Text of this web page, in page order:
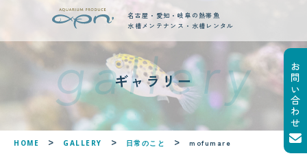
名古屋・愛知・岐阜の熱帯魚
水槽メンテナンス・水槽レンタル
new posts
最新ブログ記事 お問い合わせ
ギャラリー
HOME GALLERY 日常のこと mofumare